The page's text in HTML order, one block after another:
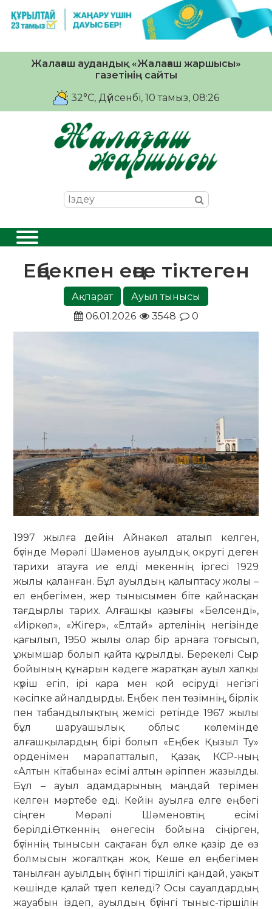
Жалағаш аудандық «Жалағаш жаршысы»
газетінің сайты
32°C, Дүйсенбі, 10 тамыз, 08:26
Еңбекпен еңсе тіктеген
Ақпарат
Ауыл тынысы
06.01.2026
3548 0
1997 жылға дейін Айнакөл аталып келген,
бүгінде Мөрәлі Шәменов ауылдық округі деген
тарихи атауға ие елді мекеннің іргесі 1929
жылы қаланған. Бұл ауылдың қалыптасу жолы –
ел еңбегімен, жер тынысымен біте қайнасқан
тағдырлы тарих. Алғашқы қазығы «Белсенді»,
«Иіркөл», «Жігер», «Елтай» артелінің негізінде
қағылып, 1950 жылы олар бір арнаға тоғысып,
ұжымшар болып қайта құрылды. Берекелі Сыр
бойының құнарын кәдеге жаратқан ауыл халқы
күріш егіп, ірі қара мен қой өсіруді негізгі
кәсіпке айналдырды. Еңбек пен төзімнің, бірлік
пен табандылықтың жемісі ретінде 1967 жылы
бұл шаруашылық облыс көлемінде
алғашқылардың бірі болып «Еңбек Қызыл Ту»
орденімен марапатталып, Қазақ КСР-ның
«Алтын кітабына» есімі алтын әріппен жазылды.
Бұл – ауыл адамдарының маңдай терімен
келген мәртебе еді. Кейін ауылға елге еңбегі
сіңген Мөрәлі Шәменовтің есімі
берілді.Өткеннің өнегесін бойына сіңірген,
бүгіннің тынысын сақтаған бұл өлке қазір де өз
болмысын жоғалтқан жоқ. Кеше ел еңбегімен
танылған ауылдың бүгінгі тіршілігі қандай, уақыт
көшінде қалай түлеп келеді? Осы сауалдардың
жауабын іздеп, ауылдың бүгінгі тыныс-тіршілін